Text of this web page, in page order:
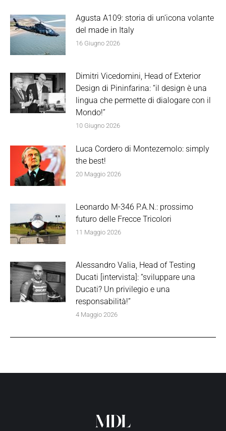
Agusta A109: storia di un’icona volante
del made in Italy
16 Giugno 2026
Dimitri Vicedomini, Head of Exterior
Design di Pininfarina: “il design è una
lingua che permette di dialogare con il
Mondo!”
10 Giugno 2026
Luca Cordero di Montezemolo: simply
the best!
20 Maggio 2026
Leonardo M-346 P.A.N.: prossimo
futuro delle Frecce Tricolori
11 Maggio 2026
Alessandro Valia, Head of Testing
Ducati [intervista]: “sviluppare una
Ducati? Un privilegio e una
responsabilità!”
4 Maggio 2026